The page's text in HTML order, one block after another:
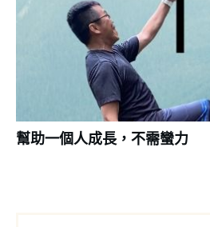
幫助一個人成長，不需蠻力